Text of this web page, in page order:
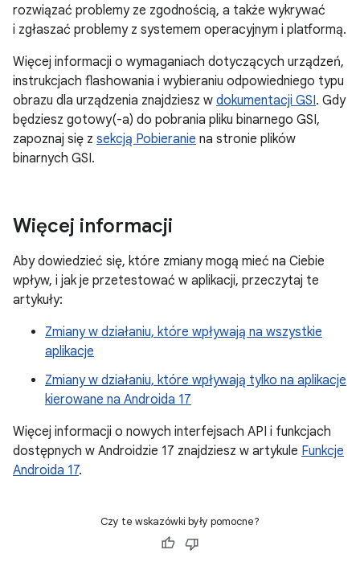
rozwiązać problemy ze zgodnością, a także wykrywać
i zgłaszać problemy z systemem operacyjnym i platformą.
Więcej informacji o wymaganiach dotyczących urządzeń,
instrukcjach flashowania i wybieraniu odpowiedniego typu
obrazu dla urządzenia znajdziesz w dokumentacji GSI. Gdy
będziesz gotowy(-a) do pobrania pliku binarnego GSI,
zapoznaj się z sekcją Pobieranie na stronie plików
binarnych GSI.
Więcej informacji
Aby dowiedzieć się, które zmiany mogą mieć na Ciebie
wpływ, i jak je przetestować w aplikacji, przeczytaj te
artykuły:
Zmiany w działaniu, które wpływają na wszystkie
aplikacje
Zmiany w działaniu, które wpływają tylko na aplikacje
kierowane na Androida 17
Więcej informacji o nowych interfejsach API i funkcjach
dostępnych w Androidzie 17 znajdziesz w artykule Funkcje
Androida 17.
Czy te wskazówki były pomocne?